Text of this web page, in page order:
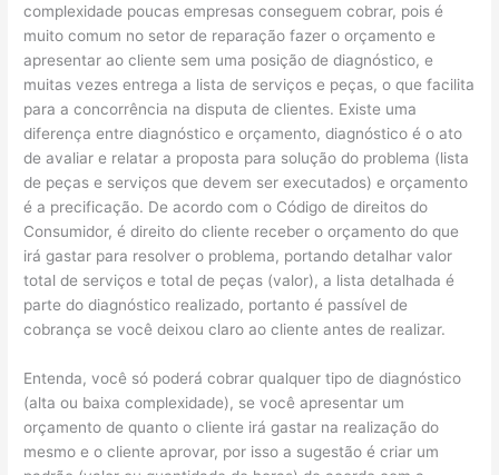
complexidade poucas empresas conseguem cobrar, pois é
muito comum no setor de reparação fazer o orçamento e
apresentar ao cliente sem uma posição de diagnóstico, e
muitas vezes entrega a lista de serviços e peças, o que facilita
para a concorrência na disputa de clientes. Existe uma
diferença entre diagnóstico e orçamento, diagnóstico é o ato
de avaliar e relatar a proposta para solução do problema (lista
de peças e serviços que devem ser executados) e orçamento
é a precificação. De acordo com o Código de direitos do
Consumidor, é direito do cliente receber o orçamento do que
irá gastar para resolver o problema, portando detalhar valor
total de serviços e total de peças (valor), a lista detalhada é
parte do diagnóstico realizado, portanto é passível de
cobrança se você deixou claro ao cliente antes de realizar.
Entenda, você só poderá cobrar qualquer tipo de diagnóstico
(alta ou baixa complexidade), se você apresentar um
orçamento de quanto o cliente irá gastar na realização do
mesmo e o cliente aprovar, por isso a sugestão é criar um